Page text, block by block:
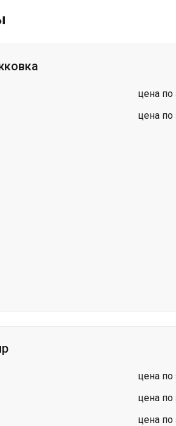
цена по
цена по
цена по
цена по
цена по